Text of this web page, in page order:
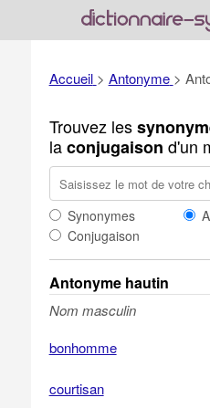
Accueil > Antonyme >
Trouvez les
laconjugaison d'un
Synonymes
Conjugaison
Antonyme hautin
Nom masculin
bonhomme
courtisan